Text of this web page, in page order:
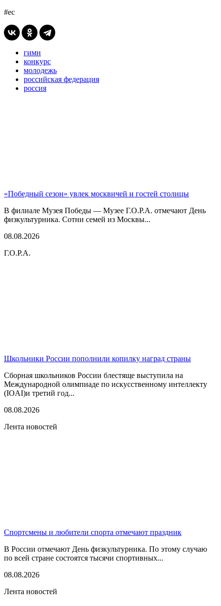
#ес
гимн
конкурс
молодежь
российская федерация
россия
«Победный сезон» увлек москвичей и гостей столицы
В филиале Музея Победы — Музее Г.О.Р.А. отмечают День
физкультурника. Сотни семей из Москвы...
08.08.2026
Г.О.Р.А.
Школьники России пополнили копилку наград страны
Сборная школьников России блестяще выступила на
Международной олимпиаде по искусственному интеллекту
(IOAI)и третий год...
08.08.2026
Лента новостей
Спортсмены и любители спорта отмечают праздник
В России отмечают День физкультурника. По этому случаю
по всей стране состоятся тысячи спортивных...
08.08.2026
Лента новостей